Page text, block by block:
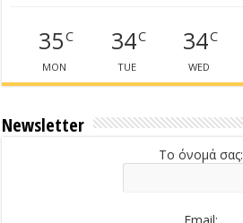
35C
MON
34C
TUE
34C
WED
Newsletter
Το όνομά σας: